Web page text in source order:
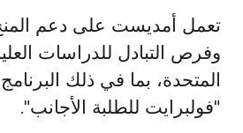
تعمل أمديست على دعم
وفرص التبادل للدراسات
المتحدة، بما في ذلك البرنامج
"فولبرايت للطلبة الأجانب".